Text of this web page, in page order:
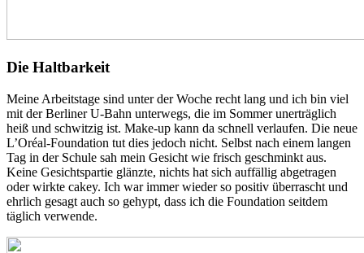
Die Haltbarkeit
Meine Arbeitstage sind unter der Woche recht lang und ich bin viel
mit der Berliner U-Bahn unterwegs, die im Sommer unerträglich
heiß und schwitzig ist. Make-up kann da schnell verlaufen. Die neue
L’Oréal-Foundation tut dies jedoch nicht. Selbst nach einem langen
Tag in der Schule sah mein Gesicht wie frisch geschminkt aus.
Keine Gesichtspartie glänzte, nichts hat sich auffällig abgetragen
oder wirkte cakey. Ich war immer wieder so positiv überrascht und
ehrlich gesagt auch so gehypt, dass ich die Foundation seitdem
täglich verwende.